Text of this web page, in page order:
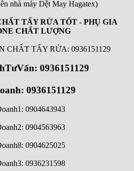
nhà máy Dệt May Hagatex)
TẨY RỬA TỐT - PHỤ GIA
CHẤT LƯỢNG
CHẤT TẨY RỬA: 0936151129
0936151129
0936151129
0904643943
0904563963
0904625025
0936231598